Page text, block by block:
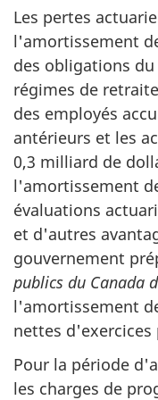
Les pertes
l'amortissement
des obligations
régimes de
des employés
antérieurs et les
0,3 milliard de
l'amortissement
évaluations
et d'autres
gouvernement
publics du Canada
l'amortissement
nettes d'exercices
Pour la période
les charges de